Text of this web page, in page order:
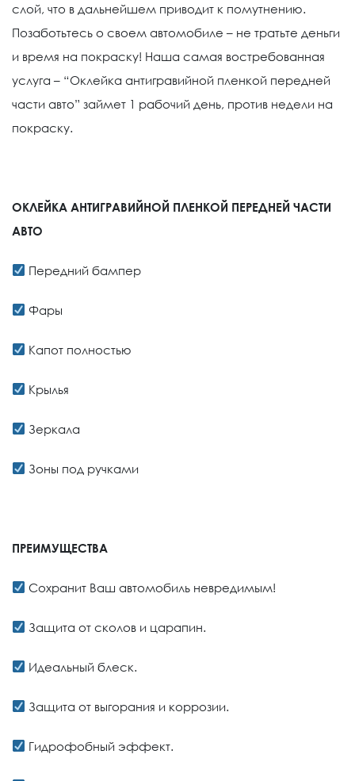
слой, что в дальнейшем приводит к помутнению.
Позаботьтесь о своем автомобиле – не тратьте деньги
и время на покраску! Наша самая востребованная
услуга – “Оклейка антигравийной пленкой передней
части авто” займет 1 рабочий день, против недели на
покраску.
ОКЛЕЙКА АНТИГРАВИЙНОЙ ПЛЕНКОЙ ПЕРЕДНЕЙ ЧАСТИ
АВТО
Передний бампер
Фары
Капот полностью
Крылья
Зеркала
Зоны под ручками
ПРЕИМУЩЕСТВА
Сохранит Ваш автомобиль невредимым!
Защита от сколов и царапин.
Идеальный блеск.
Защита от выгорания и коррозии.
Гидрофобный эффект.